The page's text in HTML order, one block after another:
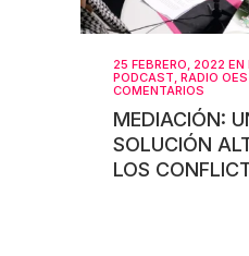
25 FEBRERO, 2022 EN
PODCAST, RADIO
COMENTARIOS
MEDIACIÓN:
SOLUCIÓN
LOS